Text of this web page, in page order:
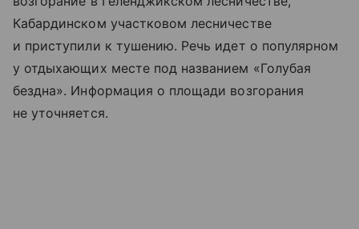
Кабардинском участковом лесничестве
и приступили к тушению. Речь идет о популярном
у отдыхающих месте под названием «Голубая
бездна». Информация о площади возгорания
не уточняется.